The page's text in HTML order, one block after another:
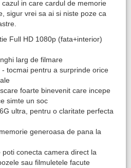
in care cardul de memorie
sigur vrei sa ai si niste poze ca
Full HD 1080p (fata+interior)
larg de filmare
tocmai pentru a surprinde orice
foarte binevenit care incepe
simte un soc
ultra, pentru o claritate perfecta
generoasa de pana la
conecta camera direct la
sau filmuletele facute